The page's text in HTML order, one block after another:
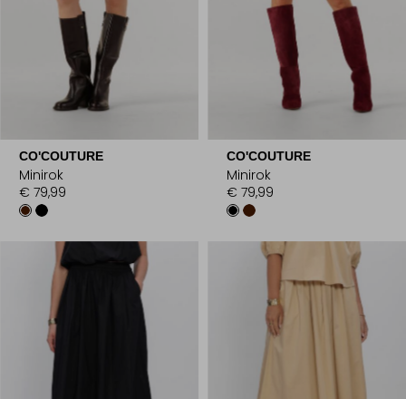
CO'COUTURE
Minirok
€ 79,99
CO'COUTURE
Minirok
€ 79,99